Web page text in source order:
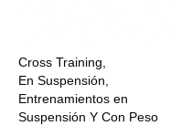
Cross Training
En Suspensión
Entrenamientos en
Suspensión Y Con Peso